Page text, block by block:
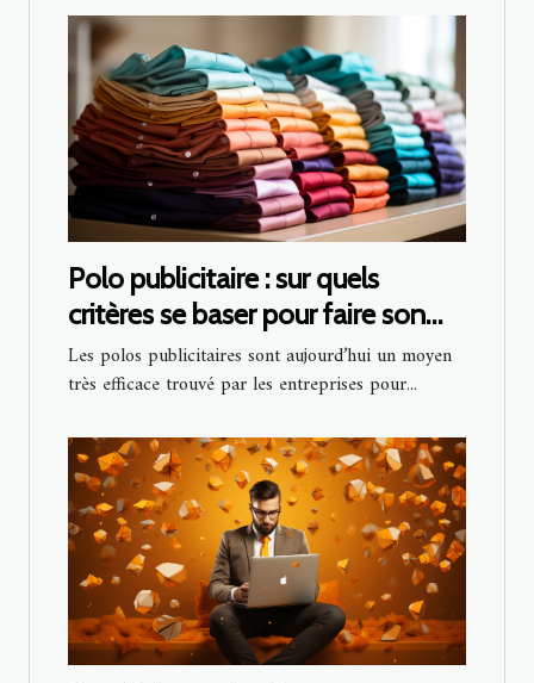
Polo publicitaire : sur quels
critères se baser pour faire son
choix ?
Les polos publicitaires sont aujourd’hui un moyen
très efficace trouvé par les entreprises pour...